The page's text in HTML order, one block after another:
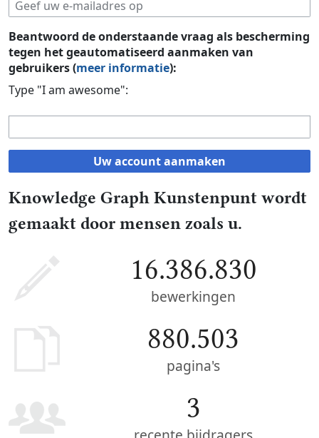
Beantwoord de onderstaande vraag als bescherming
tegen het geautomatiseerd aanmaken van
gebruikers (meer informatie):
Type "I am awesome":
Uw account aanmaken
Knowledge Graph Kunstenpunt wordt
gemaakt door mensen zoals u.
16.386.830
bewerkingen
880.503
pagina's
3